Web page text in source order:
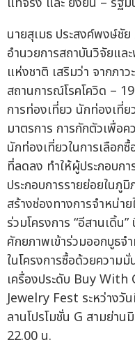
นายสุเมธ ประสงค์พงษ์ชั
อำนวยการสถาบันวิจัยแ
แห่งชาติ เสริมว่า จากภา
สถานการณ์โรคโควิด –
การท่องเที่ยว นักท่องเที่ย
มาตรการ การกักตัวเพื่อ
นักท่องเที่ยวในการเลือก
ที่ลดลง ทำให้ผู้ประกอบก
ประกอบการรายย่อยในภู
สร้างช่องทางการจำหน่า
ร่วมโครงการ “อีสานเดิ้น
ศักยภาพเข้าร่วมออกบูธจ
ในโครงการซื้อด้วยควา
เครื่องประดับ Buy
Jewelry Fest ระหว่าง
ลานโปรโมชั่น G สามย่า
22.00 น.